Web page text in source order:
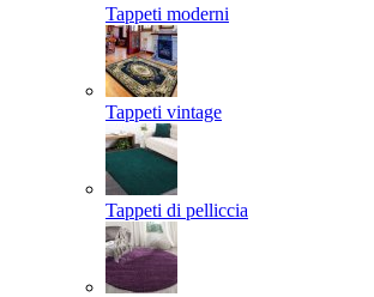
Tappeti moderni
Tappeti vintage
Tappeti di pelliccia